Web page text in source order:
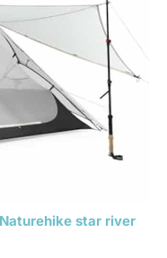
star river